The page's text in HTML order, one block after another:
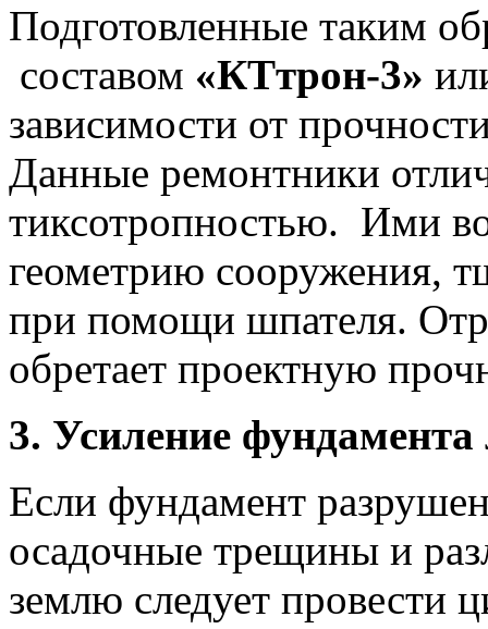
Подготовленные таким
составом «КТтрон-3»
зависимости от
Данные ремонтники
тиксотропностью. Ими
геометрию сооружения,
при помощи шпателя.
обретает проектную
3. Усиление
Если фундамент
осадочные трещины и
землю следует провести